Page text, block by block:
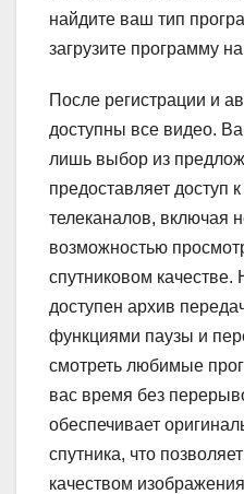
найдите ваш тип
загрузите программу
После регистрации и
доступны все видео.
лишь выбор из
предоставляет доступ
телеканалов, включая
возможностью
спутниковом качестве.
доступен архив
функциями паузы и
смотреть любимые
вас время без
обеспечивает
спутника, что
качеством